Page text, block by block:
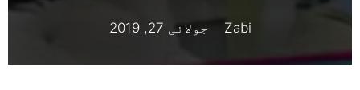
Zabi جولائی 27, 2019